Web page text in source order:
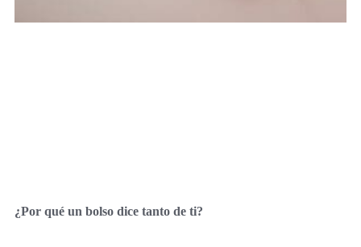
¿Por qué un bolso dice tanto de ti?